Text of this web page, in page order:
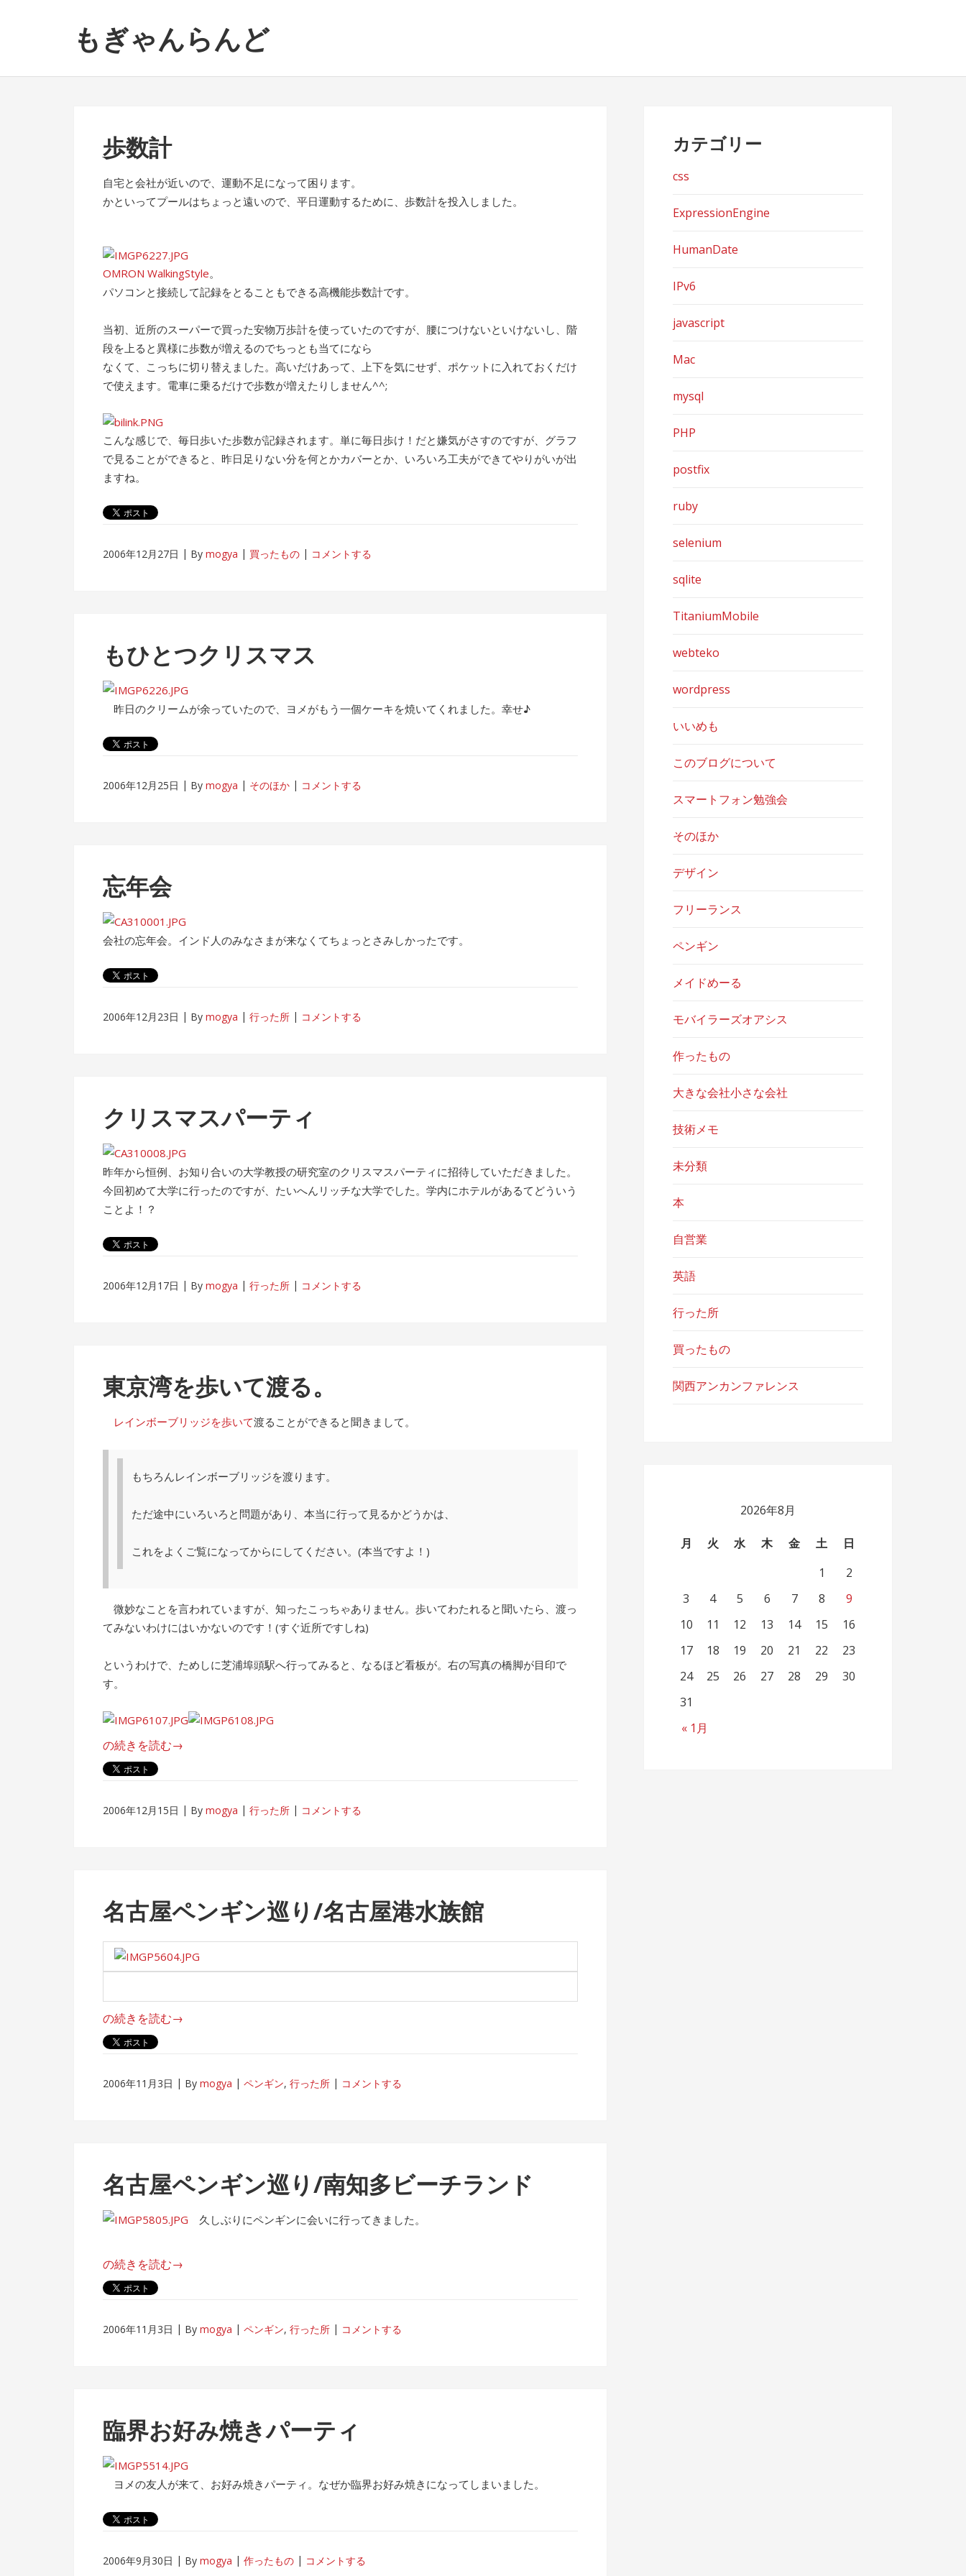
ビ
ゲ
ン
テ
もぎゃんらんど
歩数計
自宅と会社が近いので、運動不足になって困ります。
かといってプールはちょっと遠いので、平日運動するために、歩数計を投入しました。
OMRON WalkingStyle。
パソコンと接続して記録をとることもできる高機能歩数計です。
当初、近所のスーパーで買った安物万歩計を使っていたのですが、腰につけないといけないし、階
段を上ると異様に歩数が増えるのでちっとも当てになら
なくて、こっちに切り替えました。高いだけあって、上下を気にせず、ポケットに入れておくだけ
で使えます。電車に乗るだけで歩数が増えたりしません^^;
こんな感じで、毎日歩いた歩数が記録されます。単に毎日歩け！だと嫌気がさすのですが、グラフ
で見ることができると、昨日足りない分を何とかカバーとか、いろいろ工夫ができてやりがいが出
ますね。
2006年12月27日 By mogya 買ったもの コメントする
もひとつクリスマス
昨日のクリームが余っていたので、ヨメがもう一個ケーキを焼いてくれました。幸せ♪
2006年12月25日 By mogya そのほか コメントする
忘年会
会社の忘年会。インド人のみなさまが来なくてちょっとさみしかったです。
2006年12月23日 By mogya 行った所 コメントする
クリスマスパーティ
昨年から恒例、お知り合いの大学教授の研究室のクリスマスパーティに招待していただきました。
今回初めて大学に行ったのですが、たいへんリッチな大学でした。学内にホテルがあるてどういう
ことよ！？
2006年12月17日 By mogya 行った所 コメントする
東京湾を歩いて渡る。
レインボーブリッジを歩いて渡ることができると聞きまして。
もちろんレインボーブリッジを渡ります。
ただ途中にいろいろと問題があり、本当に行って見るかどうかは、
これをよくご覧になってからにしてください。(本当ですよ！)
微妙なことを言われていますが、知ったこっちゃありません。歩いてわたれると聞いたら、渡っ
てみないわけにはいかないのです！(すぐ近所ですしね)
というわけで、ためしに芝浦埠頭駅へ行ってみると、なるほど看板が。右の写真の橋脚が目印で
す。
“東
京
の続きを読む→
2006年12月15日 By mogya 行った所 コメントする
名古屋ペンギン巡り/名古屋港水族館
“名
古
名
屋
水
族
館”
の続きを読む→
2006年11月3日 By mogya ペンギン, 行った所 コメントする
名古屋ペンギン巡り/南知多ビーチランド
久しぶりにペンギンに会いに行ってきました。
“名
古
南
多
チ
ン
の続きを読む→
2006年11月3日 By mogya ペンギン, 行った所 コメントする
臨界お好み焼きパーティ
ヨメの友人が来て、お好み焼きパーティ。なぜか臨界お好み焼きになってしまいました。
2006年9月30日 By mogya 作ったもの コメントする
カテゴリー
css
ExpressionEngine
HumanDate
IPv6
javascript
Mac
mysql
PHP
postfix
ruby
selenium
sqlite
TitaniumMobile
webteko
wordpress
いいめも
このブログについて
スマートフォン勉強会
そのほか
デザイン
フリーランス
ペンギン
メイドめーる
モバイラーズオアシス
作ったもの
大きな会社小さな会社
技術メモ
未分類
本
自営業
英語
行った所
買ったもの
関西アンカンファレンス
2026年8月
月 火 水 木 金 土 日
« 1月
1
2
3
4 5 6 7 8
9
10
11 12 13 14 15
16
17
18 19 20 21 22
23
24
25 26 27 28 29
30
31